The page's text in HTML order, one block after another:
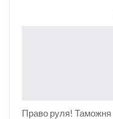
Право руля! Таможня